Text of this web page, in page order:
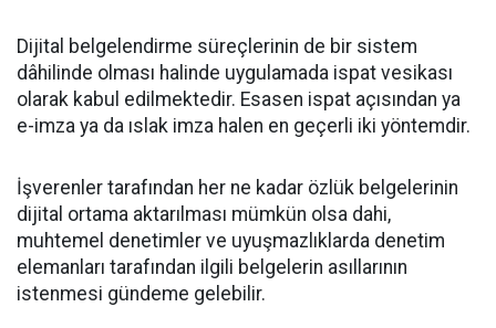
Dijital belgelendirme süreçlerinin de bir sistem
dâhilinde olması halinde uygulamada ispat vesikası
olarak kabul edilmektedir. Esasen ispat açısından ya
e-imza ya da ıslak imza halen en geçerli iki yöntemdir.
İşverenler tarafından her ne kadar özlük belgelerinin
dijital ortama aktarılması mümkün olsa dahi,
muhtemel denetimler ve uyuşmazlıklarda denetim
elemanları tarafından ilgili belgelerin asıllarının
istenmesi gündeme gelebilir.